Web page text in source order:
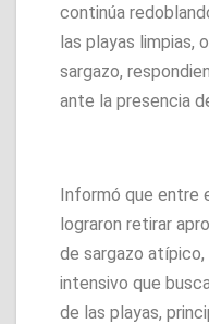
continúa
las playas limpias,
sargazo,
ante la presencia
Informó que entre
lograron retirar
de sargazo
intensivo que
de las playas,